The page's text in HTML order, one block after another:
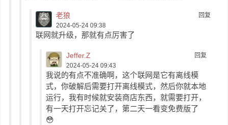
回复
老狼
2024-05-24 09:38
联网就升级，那就有点厉害了
回复
Jeffer.Z
2024-05-24 09:43
我说的有点不准确啊，这个联网是它有离线模
式，你破解后需要打开离线模式，然后你就本地
运行，我有时候就安装商店东西，就需要打开，
有一天打开忘记关了，第二天一看变免费版了
😳